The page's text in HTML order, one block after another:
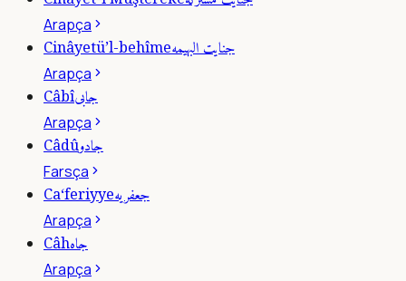
Arapça
Cinâyetü’l-behîmeجنايت البهيمه
Arapça
Câbîجابى
Arapça
Câdûجادو
Farsça
Ca‘feriyyeجعفريه
Arapça
Câhجاه
Arapça